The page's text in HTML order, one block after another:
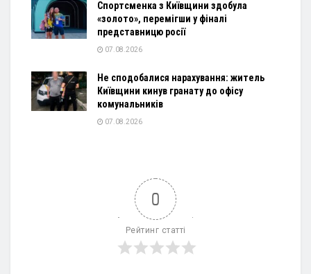
Спортсменка з Київщини здобула
«золото», перемігши у фіналі
представницю росії
07.08.2026
Не сподобалися нарахування: житель
Київщини кинув гранату до офісу
комунальників
07.08.2026
0
Рейтинг статті